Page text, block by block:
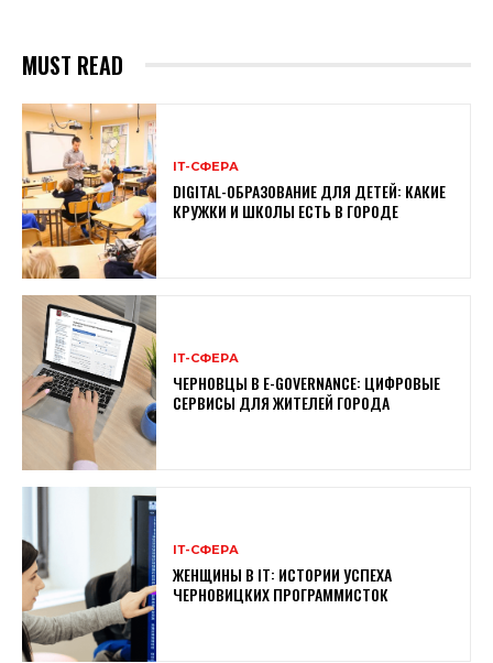
MUST READ
ІТ-СФЕРА
DIGITAL-ОБРАЗОВАНИЕ ДЛЯ ДЕТЕЙ: КАКИЕ
КРУЖКИ И ШКОЛЫ ЕСТЬ В ГОРОДЕ
ІТ-СФЕРА
ЧЕРНОВЦЫ В E-GOVERNANCE: ЦИФРОВЫЕ
СЕРВИСЫ ДЛЯ ЖИТЕЛЕЙ ГОРОДА
ІТ-СФЕРА
ЖЕНЩИНЫ В ІТ: ИСТОРИИ УСПЕХА
ЧЕРНОВИЦКИХ ПРОГРАММИСТОК